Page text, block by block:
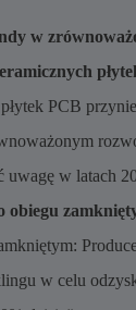
w
PCB
uwagę w latach
obiegu
w celu